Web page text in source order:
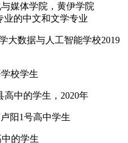
与媒体学院，黄伊学院
业的中文和文学专业
大数据与人工智能学校2019
校学生
高中的学生，2020年
阳1号高中学生
中的学生